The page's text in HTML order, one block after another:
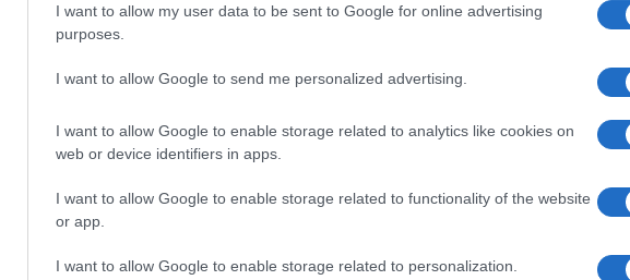
I want to allow my user data to be sent to Google for online advertising
purposes.
I want to allow Google to send me personalized advertising.
I want to allow Google to enable storage related to analytics like cookies on
web or device identifiers in apps.
I want to allow Google to enable storage related to functionality of the website
or app.
I want to allow Google to enable storage related to personalization.
245.000 Ft (új)
267.000 Ft (új)
392.000 Ft (új)
ezen a listán, akkor mielőbb
Holnap bemutatják a Redmi
K50 Extreme Editiont